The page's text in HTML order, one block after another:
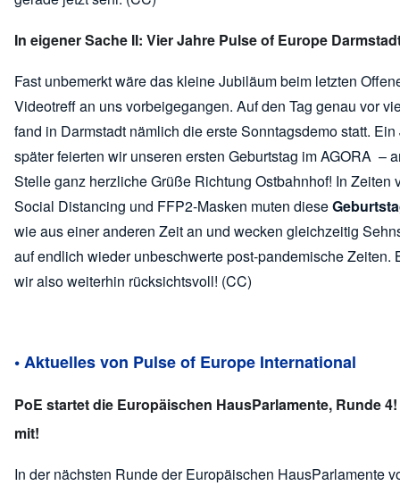
In eigener Sache II: Vier Jahre Pulse of Europe
Fast unbemerkt wäre das kleine Jubiläum beim letzten
Videotreff an uns vorbeigegangen. Auf den Tag genau vor
fand in Darmstadt nämlich die erste Sonntagsdemo statt. Ein
später feierten wir unseren ersten Geburtstag im AGORA –
Stelle ganz herzliche Grüße Richtung Ostbahnhof! In Zeiten
Social Distancing und FFP2-Masken muten diese
wie aus einer anderen Zeit an und wecken gleichzeitig
auf endlich wieder unbeschwerte post-pandemische Zeiten.
wir also weiterhin rücksichtsvoll! (CC)
• Aktuelles von Pulse of Europe International
PoE startet die Europäischen HausParlamente, Runde 4!
mit!
In der nächsten Runde der Europäischen HausParlamente